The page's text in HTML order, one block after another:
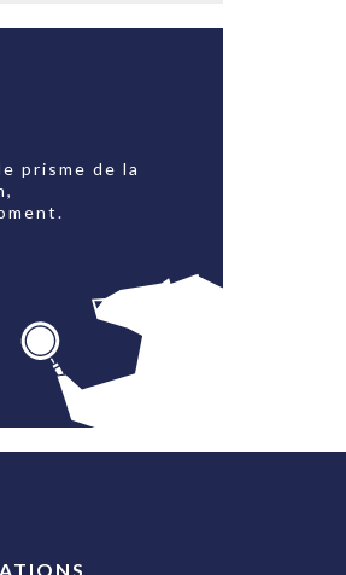
prisme de la